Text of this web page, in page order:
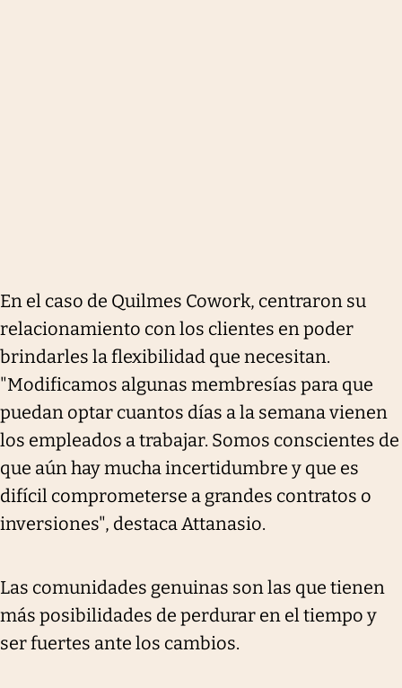
En el caso de Quilmes Cowork, centraron su
relacionamiento con los clientes en poder
brindarles la flexibilidad que necesitan.
"Modificamos algunas membresías para que
puedan optar cuantos días a la semana vienen
los empleados a trabajar. Somos conscientes de
que aún hay mucha incertidumbre y que es
difícil comprometerse a grandes contratos o
inversiones", destaca Attanasio.
Las comunidades genuinas son las que tienen
más posibilidades de perdurar en el tiempo y
ser fuertes ante los cambios.